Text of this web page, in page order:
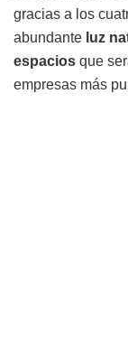
gracias a los
abundante luz
espacios que
empresas más